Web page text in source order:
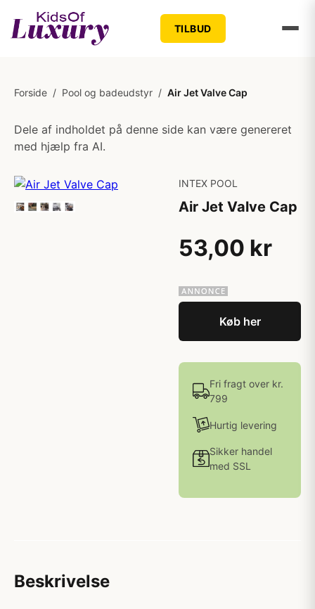
TILBUD
Forside / Pool og badeudstyr / Air Jet Valve Cap
Dele af indholdet på denne side kan være genereret
med hjælp fra AI.
INTEX POOL
Air Jet Valve Cap
53,00 kr
Køb her
Fri fragt over kr.
799
Hurtig levering
Sikker handel
med SSL
Beskrivelse